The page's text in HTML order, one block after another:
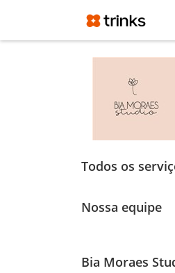
Todos os
Nossa equipe
Bia Moraes